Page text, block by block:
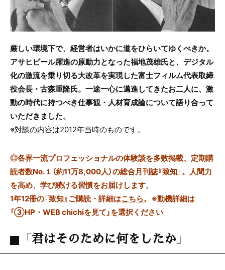
厳しい環境下で、経営者はいかに道をひらいてゆくべきか。
アサヒビール躍進の原動力となった福地茂雄氏と、デジタル
化の激流を乗り切る大改革を実現した富士フィルム代表取締
役会長・古森重隆氏。一途一心に邁進してきたお二人に、激
動の時代に持つべき仕事観・人材育成論について語り合って
いただきました。
※対談の内容は2012年当時のものです。
◎各界一流プロフェッショナルの体験談を多数掲載、定期購
読者数No.１（約11万8,000人）の総合月刊誌『致知』。人間力
を高め、学び続ける習慣をお届けします。
1年12冊の『致知』ご購読・詳細はこちら。 ※動機詳細は
「③HP・WEB chichiを見て」を選択ください
「君はそのために何をしたか」